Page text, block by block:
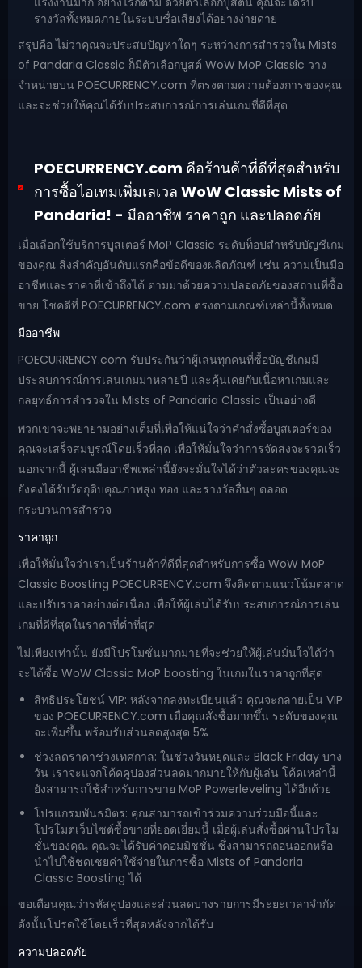
รางวัลทั้งหมดภายในระบบชื่อเสียงได้อย่างง่ายดาย
สรุปคือ ไม่ว่าคุณจะประสบปัญหาใดๆ ระหว่างการสำรวจใน Mists
of Pandaria Classic ก็มีตัวเลือกบูสต์ WoW MoP Classic วาง
จำหน่ายบน POECURRENCY.com ที่ตรงตามความต้องการของคุณ
และจะช่วยให้คุณได้รับประสบการณ์การเล่นเกมที่ดีที่สุด
POECURRENCY.com คือร้านค้าที่ดีที่สุดสำหรับ
การซื้อไอเทมเพิ่มเลเวล WoW Classic Mists of
Pandaria! - มืออาชีพ ราคาถูก และปลอดภัย
เมื่อเลือกใช้บริการบูสเตอร์ MoP Classic ระดับท็อปสำหรับบัญชีเกม
ของคุณ สิ่งสำคัญอันดับแรกคือข้อดีของผลิตภัณฑ์ เช่น ความเป็นมือ
อาชีพและราคาที่เข้าถึงได้ ตามมาด้วยความปลอดภัยของสถานที่ซื้อ
ขาย โชคดีที่ POECURRENCY.com ตรงตามเกณฑ์เหล่านี้ทั้งหมด
มืออาชีพ
POECURRENCY.com รับประกันว่าผู้เล่นทุกคนที่ซื้อบัญชีเกมมี
ประสบการณ์การเล่นเกมมาหลายปี และคุ้นเคยกับเนื้อหาเกมและ
กลยุทธ์การสำรวจใน Mists of Pandaria Classic เป็นอย่างดี
พวกเขาจะพยายามอย่างเต็มที่เพื่อให้แน่ใจว่าคำสั่งซื้อบูสเตอร์ของ
คุณจะเสร็จสมบูรณ์โดยเร็วที่สุด เพื่อให้มั่นใจว่าการจัดส่งจะรวดเร็ว
นอกจากนี้ ผู้เล่นมืออาชีพเหล่านี้ยังจะมั่นใจได้ว่าตัวละครของคุณจะ
ยังคงได้รับวัตถุดิบคุณภาพสูง ทอง และรางวัลอื่นๆ ตลอด
กระบวนการสำรวจ
ราคาถูก
เพื่อให้มั่นใจว่าเราเป็นร้านค้าที่ดีที่สุดสำหรับการซื้อ WoW MoP
Classic Boosting POECURRENCY.com จึงติดตามแนวโน้มตลาด
และปรับราคาอย่างต่อเนื่อง เพื่อให้ผู้เล่นได้รับประสบการณ์การเล่น
เกมที่ดีที่สุดในราคาที่ต่ำที่สุด
ไม่เพียงเท่านั้น ยังมีโปรโมชั่นมากมายที่จะช่วยให้ผู้เล่นมั่นใจได้ว่า
จะได้ซื้อ WoW Classic MoP boosting ในเกมในราคาถูกที่สุด
สิทธิประโยชน์ VIP: หลังจากลงทะเบียนแล้ว คุณจะกลายเป็น VIP
ของ POECURRENCY.com เมื่อคุณสั่งซื้อมากขึ้น ระดับของคุณ
จะเพิ่มขึ้น พร้อมรับส่วนลดสูงสุด 5%
ช่วงลดราคาช่วงเทศกาล: ในช่วงวันหยุดและ Black Friday บาง
วัน เราจะแจกโค้ดคูปองส่วนลดมากมายให้กับผู้เล่น โค้ดเหล่านี้
ยังสามารถใช้สำหรับการขาย MoP Powerleveling ได้อีกด้วย
โปรแกรมพันธมิตร: คุณสามารถเข้าร่วมความร่วมมือนี้และ
โปรโมตเว็บไซต์ซื้อขายที่ยอดเยี่ยมนี้ เมื่อผู้เล่นสั่งซื้อผ่านโปรโม
ชั่นของคุณ คุณจะได้รับค่าคอมมิชชั่น ซึ่งสามารถถอนออกหรือ
นำไปใช้ชดเชยค่าใช้จ่ายในการซื้อ Mists of Pandaria
Classic Boosting ได้
ขอเตือนคุณว่ารหัสคูปองและส่วนลดบางรายการมีระยะเวลาจำกัด
ดังนั้นโปรดใช้โดยเร็วที่สุดหลังจากได้รับ
ความปลอดภัย